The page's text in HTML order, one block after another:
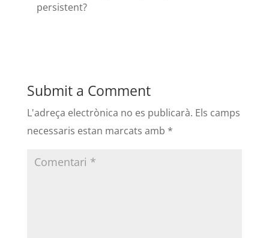
persistent?
Submit a Comment
L'adreça electrònica no es publicarà. Els camps
necessaris estan marcats amb *